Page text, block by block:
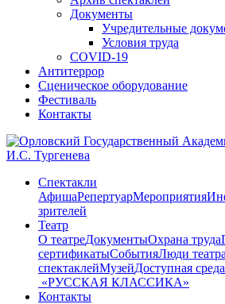
Документы
Учредительные
Условия труда
COVID-19
Антитеррор
Сценическое оборудование
Фестиваль
Контакты
Спектакли
АфишаРепертуарМероприятия
зрителей
Театр
О театреДокументыОхрана труда
сертификатыСобытияЛюди театра
спектаклейМузейДоступная среда
​ «РУССКАЯ КЛАССИКА»
Контакты